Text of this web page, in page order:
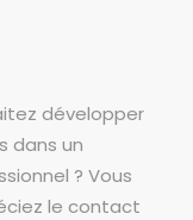
développer
dans un
? Vous
le contact